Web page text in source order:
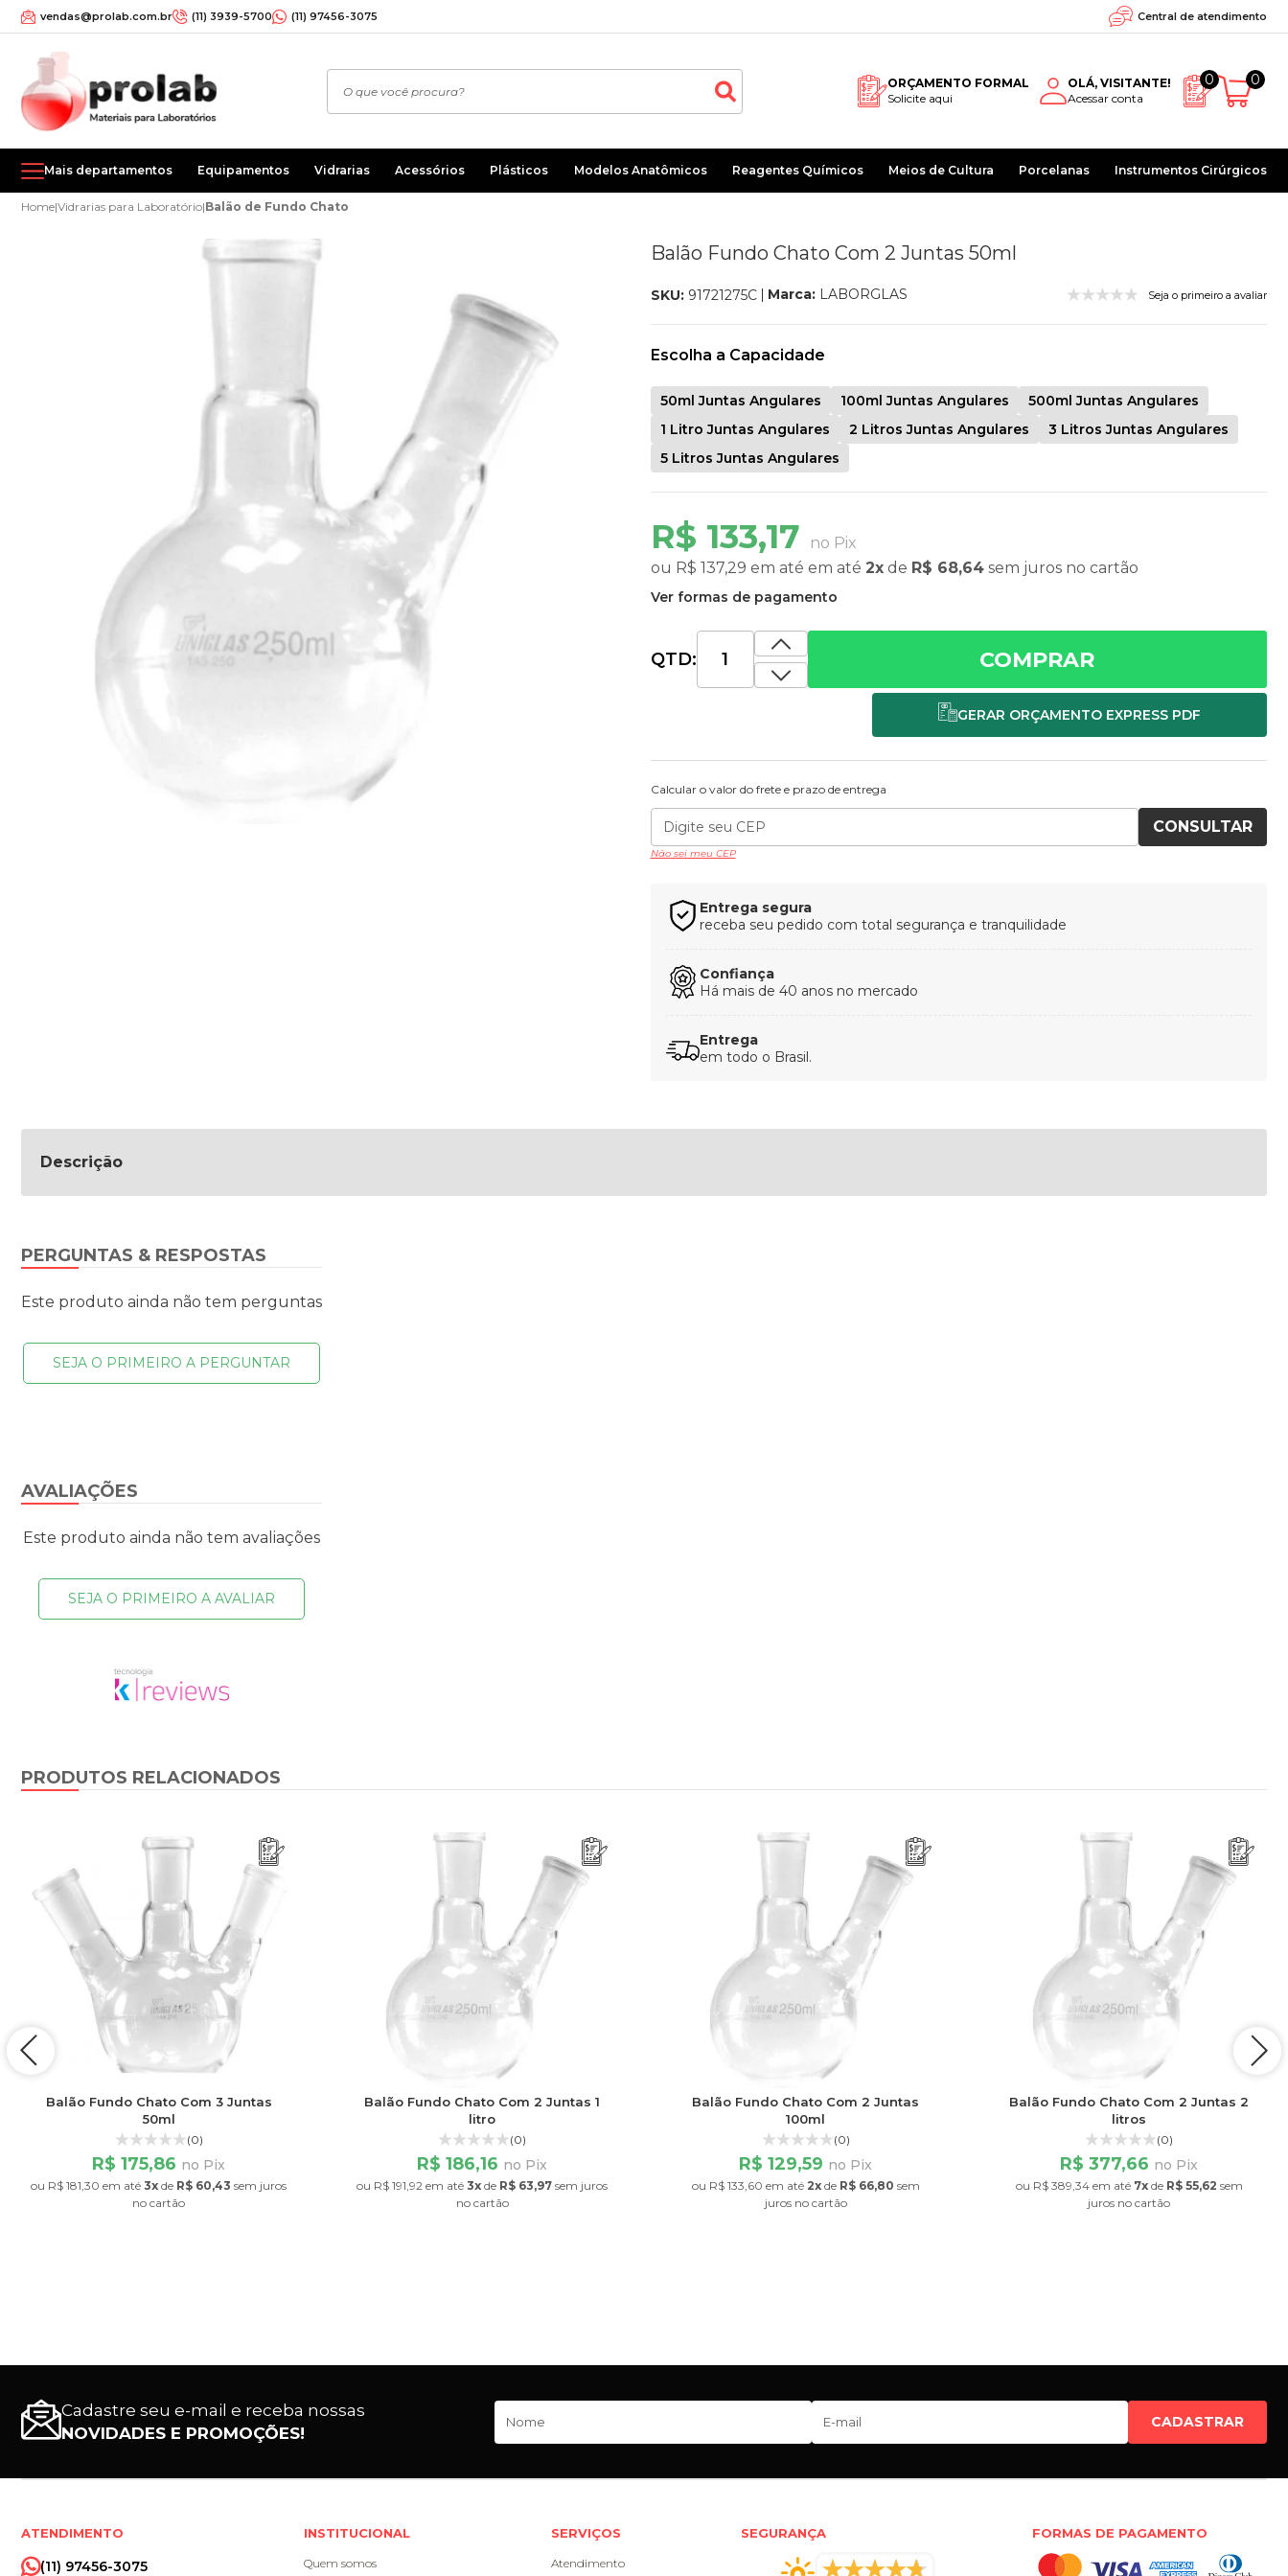
vendas@prolab.com.br (11) 3939-5700 (11) 97456-3075 Central de atendimento
ORÇAMENTO FORMAL
Solicite aqui
OLÁ, VISITANTE!
Acessar conta
0 0
Mais departamentos Equipamentos Vidrarias Acessórios Plásticos Modelos Anatômicos Reagentes Químicos Meios de Cultura Porcelanas Instrumentos Cirúrgicos
Home|Vidrarias para Laboratório|Balão de Fundo Chato
Balão Fundo Chato Com 2 Juntas 50ml
Seja o primeiro a avaliar
SKU:91721275C Marca: LABORGLAS
R$ 133,17
no Pix
ou R$ 137,29 em até em até 2xde R$ 68,64 sem jurosno cartão
Ver formas de pagamento
Escolha a Capacidade
50ml Juntas Angulares 100ml Juntas Angulares
500ml Juntas Angulares
1 Litro Juntas Angulares
2 Litros Juntas Angulares
3 Litros Juntas Angulares
5 Litros Juntas Angulares
QTD: COMPRAR
Calcular o valor do frete e prazo de entrega
CONSULTAR
Não sei meu CEP
Entrega segura
receba seu pedido com total segurança e tranquilidade
Confiança
Há mais de 40 anos no mercado
Entrega
em todo o Brasil.
Descrição
AVALIAÇÕES
Este produto ainda não tem avaliações
SEJA O PRIMEIRO A AVALIAR
PERGUNTAS & RESPOSTAS
Este produto ainda não tem perguntas
SEJA O PRIMEIRO A PERGUNTAR
PRODUTOS RELACIONADOS
Balão Fundo Chato Com 3 Juntas
50ml
(0)
R$ 175,86 no Pix
ou R$ 181,30 em até3x de R$ 60,43 sem juros
no cartão
Balão Fundo Chato Com 2 Juntas 1
litro
(0)
R$ 186,16 no Pix
ou R$ 191,92 em até3x de R$ 63,97 sem juros
no cartão
Balão Fundo Chato Com 2 Juntas
100ml
(0)
R$ 129,59 no Pix
ou R$ 133,60 em até 2xde R$ 66,80 sem
jurosno cartão
Balão Fundo Chato Com 2 Juntas 2
litros
(0)
R$ 377,66 no Pix
ou R$ 389,34em até 7xde R$ 55,62 sem
juros no cartão
Cadastre seu e-mail e receba nossas
NOVIDADES E PROMOÇÕES!
CADASTRAR
ATENDIMENTO
(11) 97456-3075
INSTITUCIONAL
Quem somos
SERVIÇOS
Atendimento
SEGURANÇA FORMAS DE PAGAMENTO